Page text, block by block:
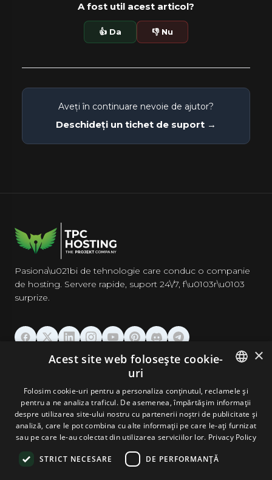
A fost util acest articol?
👍 Da 👎 Nu
Aveți în continuare nevoie de ajutor?
Deschideți un tichet de suport →
Pasiona\u021bi de tehnologie care conduc o companie
de hosting. Servere rapide, suport 24\/7, f\u0103r\u0103
surprize.
GĂZDUIRE
DOMENII & EMAIL
UNELTE & SECURITATE
COMPANIE
ENGLISH
GERMAN
ROMANIAN
×
Acest site web folosește cookie-
uri
Folosim cookie-uri pentru a personaliza conținutul, reclamele și
pentru a ne analiza traficul. De asemenea, împărtășim informații
despre utilizarea site-ului nostru cu partenerii noștri de publicitate și
analiză, care le pot combina cu alte informații pe care le-ați furnizat
sau pe care le-au colectat din utilizarea serviciilor lor. Privacy Policy
STRICT NECESARE DE PERFORMANȚĂ